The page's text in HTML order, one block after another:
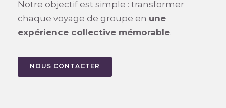
Notre objectif est simple : transformer
chaque voyage de groupe en une
expérience collective mémorable.
NOUS CONTACTER